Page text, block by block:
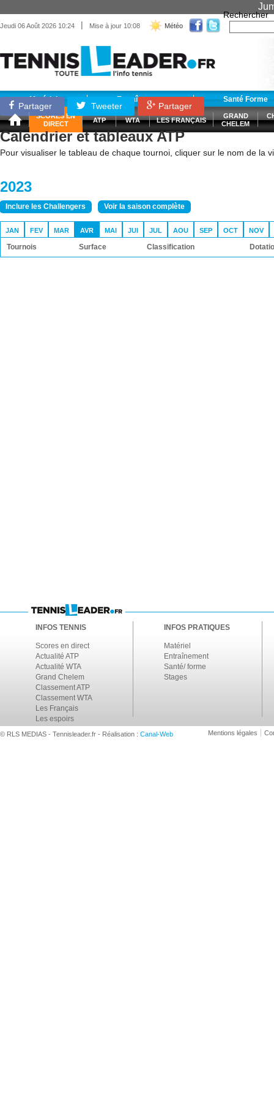
Jeudi 06 Août 2026 10:24 | Mise à jour 10:08 Météo
Rechercher
Matériel Entraînement Santé Forme
SCORES EN
DIRECT
ATP WTA LES FRANÇAIS
GRAND
CHELEM
Partager Tweeter Partager
Calendrier et tableaux ATP
Pour visualiser le tableau de chaque tournoi, cliquer sur le nom de la
2023
Inclure les Challengers Voir la saison complète
JAN FEV MAR AVR MAI JUI JUL AOU SEP OCT NOV
Tournois Surface Classification
INFOS TENNIS
Scores en direct
Actualité ATP
Actualité WTA
Grand Chelem
Classement ATP
Classement WTA
Les Français
Les espoirs
INFOS PRATIQUES
Matériel
Entraînement
Santé/ forme
Stages
© RLS MEDIAS - Tennisleader.fr - Réalisation : Canal-Web Mentions légales